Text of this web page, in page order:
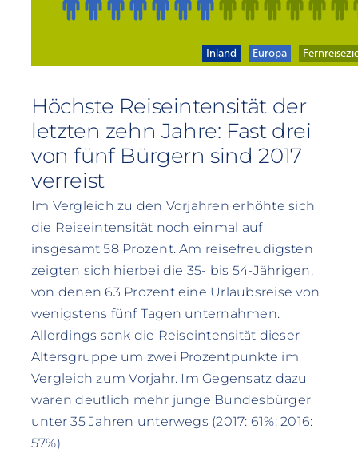
Höchste Reiseintensität der
letzten zehn Jahre: Fast drei
von fünf Bürgern sind 2017
verreist
Im Vergleich zu den Vorjahren erhöhte sich
die Reiseintensität noch einmal auf
insgesamt 58 Prozent. Am reisefreudigsten
zeigten sich hierbei die 35- bis 54-Jährigen,
von denen 63 Prozent eine Urlaubsreise von
wenigstens fünf Tagen unternahmen.
Allerdings sank die Reiseintensität dieser
Altersgruppe um zwei Prozentpunkte im
Vergleich zum Vorjahr. Im Gegensatz dazu
waren deutlich mehr junge Bundesbürger
unter 35 Jahren unterwegs (2017: 61%; 2016:
57%).